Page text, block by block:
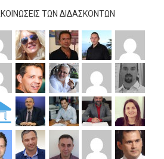
ΤΩΝ ΔΙΔΆΣΚΟΝΤΩΝ